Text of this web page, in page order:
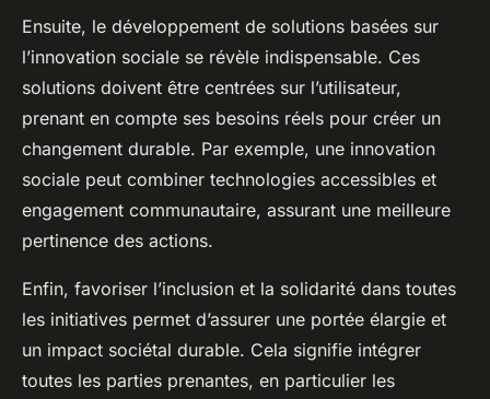
Ensuite, le développement de solutions basées sur
l’innovation sociale se révèle indispensable. Ces
solutions doivent être centrées sur l’utilisateur,
prenant en compte ses besoins réels pour créer un
changement durable. Par exemple, une innovation
sociale peut combiner technologies accessibles et
engagement communautaire, assurant une meilleure
pertinence des actions.
Enfin, favoriser l’inclusion et la solidarité dans toutes
les initiatives permet d’assurer une portée élargie et
un impact sociétal durable. Cela signifie intégrer
toutes les parties prenantes, en particulier les